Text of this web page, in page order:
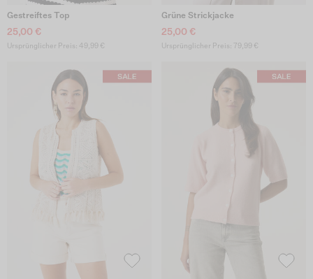
Gestreiftes Top
25,00 €
Ursprünglicher Preis: 49,99 €
Grüne Strickjacke
25,00 €
Ursprünglicher Preis: 79,99 €